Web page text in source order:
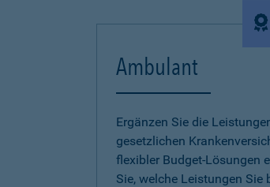
Ambulant
Ergänzen Sie die
gesetzlichen
flexibler Budget-Lösungen
Sie, welche Leistungen Sie